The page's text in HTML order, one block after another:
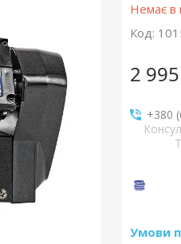
Немає в
Код:
2
+380